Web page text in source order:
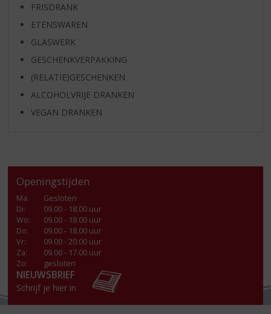
FRISDRANK
ETENSWAREN
GLASWERK
GESCHENKVERPAKKING
(RELATIE)GESCHENKEN
ALCOHOLVRIJE DRANKEN
VEGAN DRANKEN
Openingstijden
Ma:
Gesloten
Di:
09.00 - 18.00 uur
Wo:
09.00 - 18.00 uur
Do:
09.00 - 18.00 uur
Vr:
09.00 - 20.00 uur
Za:
09.00 - 17.00 uur
Zo:
gesloten
NIEUWSBRIEF
Schrijf je hier in